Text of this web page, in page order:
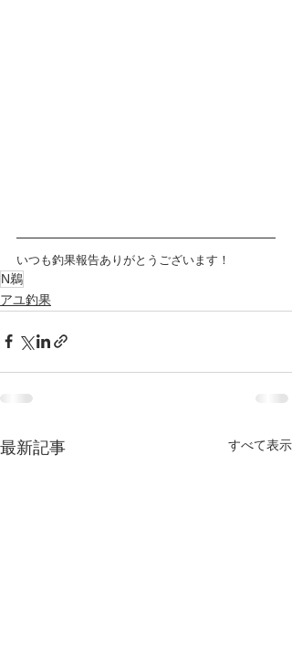
いつも釣果報告ありがとうございます！
N鵜
アユ釣果
最新記事 すべて表示